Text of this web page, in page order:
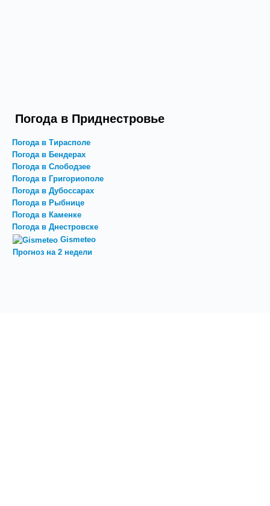
Погода в Приднестровье
Погода в Тирасполе
Погода в Бендерах
Погода в Слободзее
Погода в Григориополе
Погода в Дубоссарах
Погода в Рыбнице
Погода в Каменке
Погода в Днестровске
Gismeteo
Прогноз на 2 недели